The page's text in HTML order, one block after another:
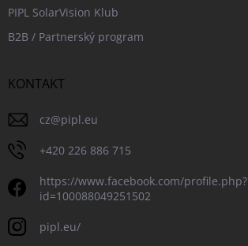
PIPL SolarVision Klub
B2B / Partnerský program
KONTAKT
cz@pipl.eu
+420 226 886 715
https://www.facebook.com/profile.php?
id=100088049251502
pipl.eu/